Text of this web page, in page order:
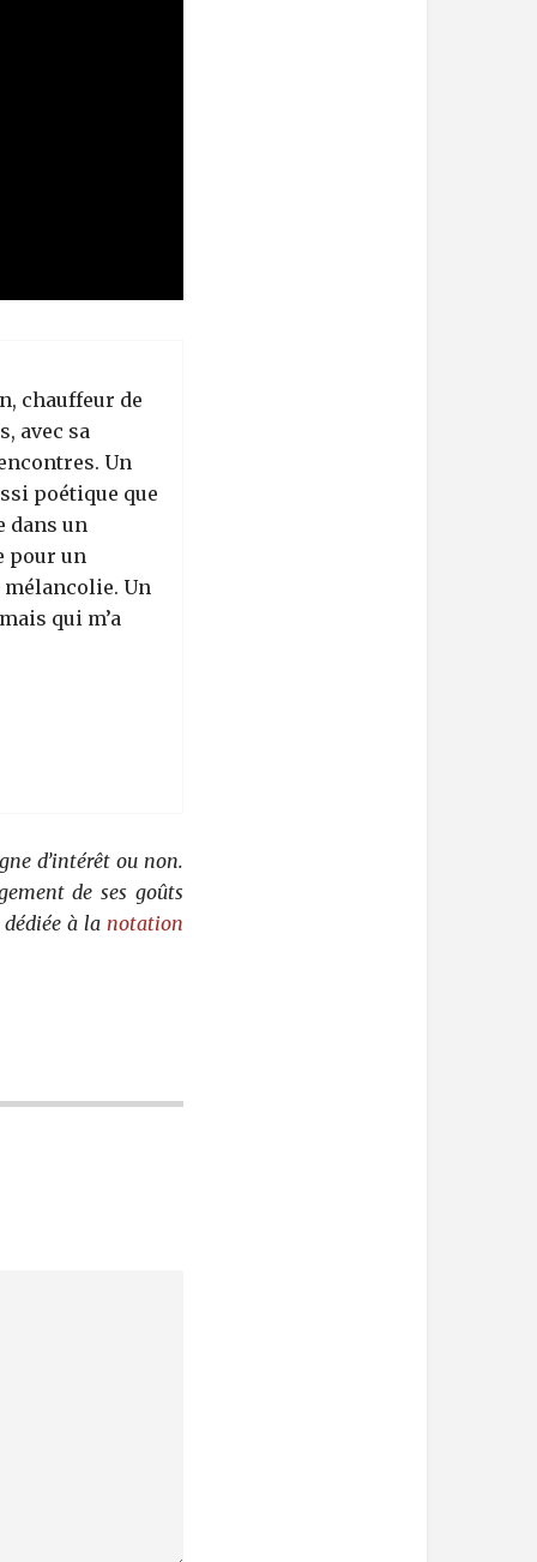
chauffeur de
avec sa
Un
poétique que
dans un
pour un
Un
qui m’a
d’intérêt ou non.
de ses goûts
à la notation